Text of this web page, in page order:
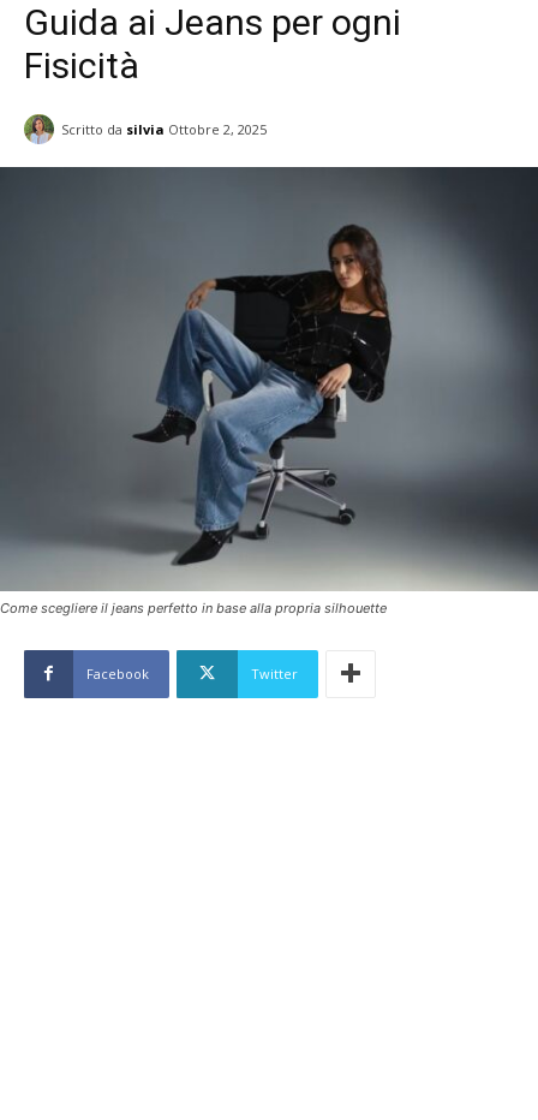
Guida ai Jeans per ogni
Fisicità
Scritto da silvia Ottobre 2, 2025
Come scegliere il jeans perfetto in base alla propria silhouette
Facebook Twitter